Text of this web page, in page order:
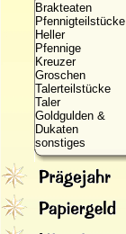
Brakteaten
Pfennigteilstücke
Heller
Pfennige
Kreuzer
Groschen
Talerteilstücke
Taler
Goldgulden &
Dukaten
sonstiges